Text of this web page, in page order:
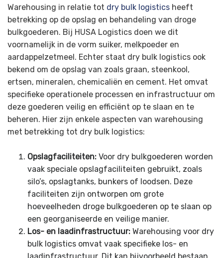
Warehousing in relatie tot dry bulk logistics heeft
betrekking op de opslag en behandeling van droge
bulkgoederen. Bij HUSA Logistics doen we dit
voornamelijk in de vorm suiker, melkpoeder en
aardappelzetmeel. Echter staat dry bulk logistics ook
bekend om de opslag van zoals graan, steenkool,
ertsen, mineralen, chemicaliën en cement. Het omvat
specifieke operationele processen en infrastructuur om
deze goederen veilig en efficiënt op te slaan en te
beheren. Hier zijn enkele aspecten van warehousing
met betrekking tot dry bulk logistics:
Opslagfaciliteiten: Voor dry bulkgoederen worden
vaak speciale opslagfaciliteiten gebruikt, zoals
silo’s, opslagtanks, bunkers of loodsen. Deze
faciliteiten zijn ontworpen om grote
hoeveelheden droge bulkgoederen op te slaan op
een georganiseerde en veilige manier.
Los- en laadinfrastructuur: Warehousing voor dry
bulk logistics omvat vaak specifieke los- en